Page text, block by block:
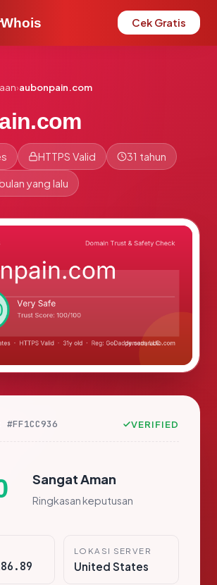
Cek Gratis
›aubonpain.com
HTTPS Valid 31 tahun
yang lalu
VERIFIED
Sangat Aman
Ringkasan keputusan
LOKASI SERVER
United States